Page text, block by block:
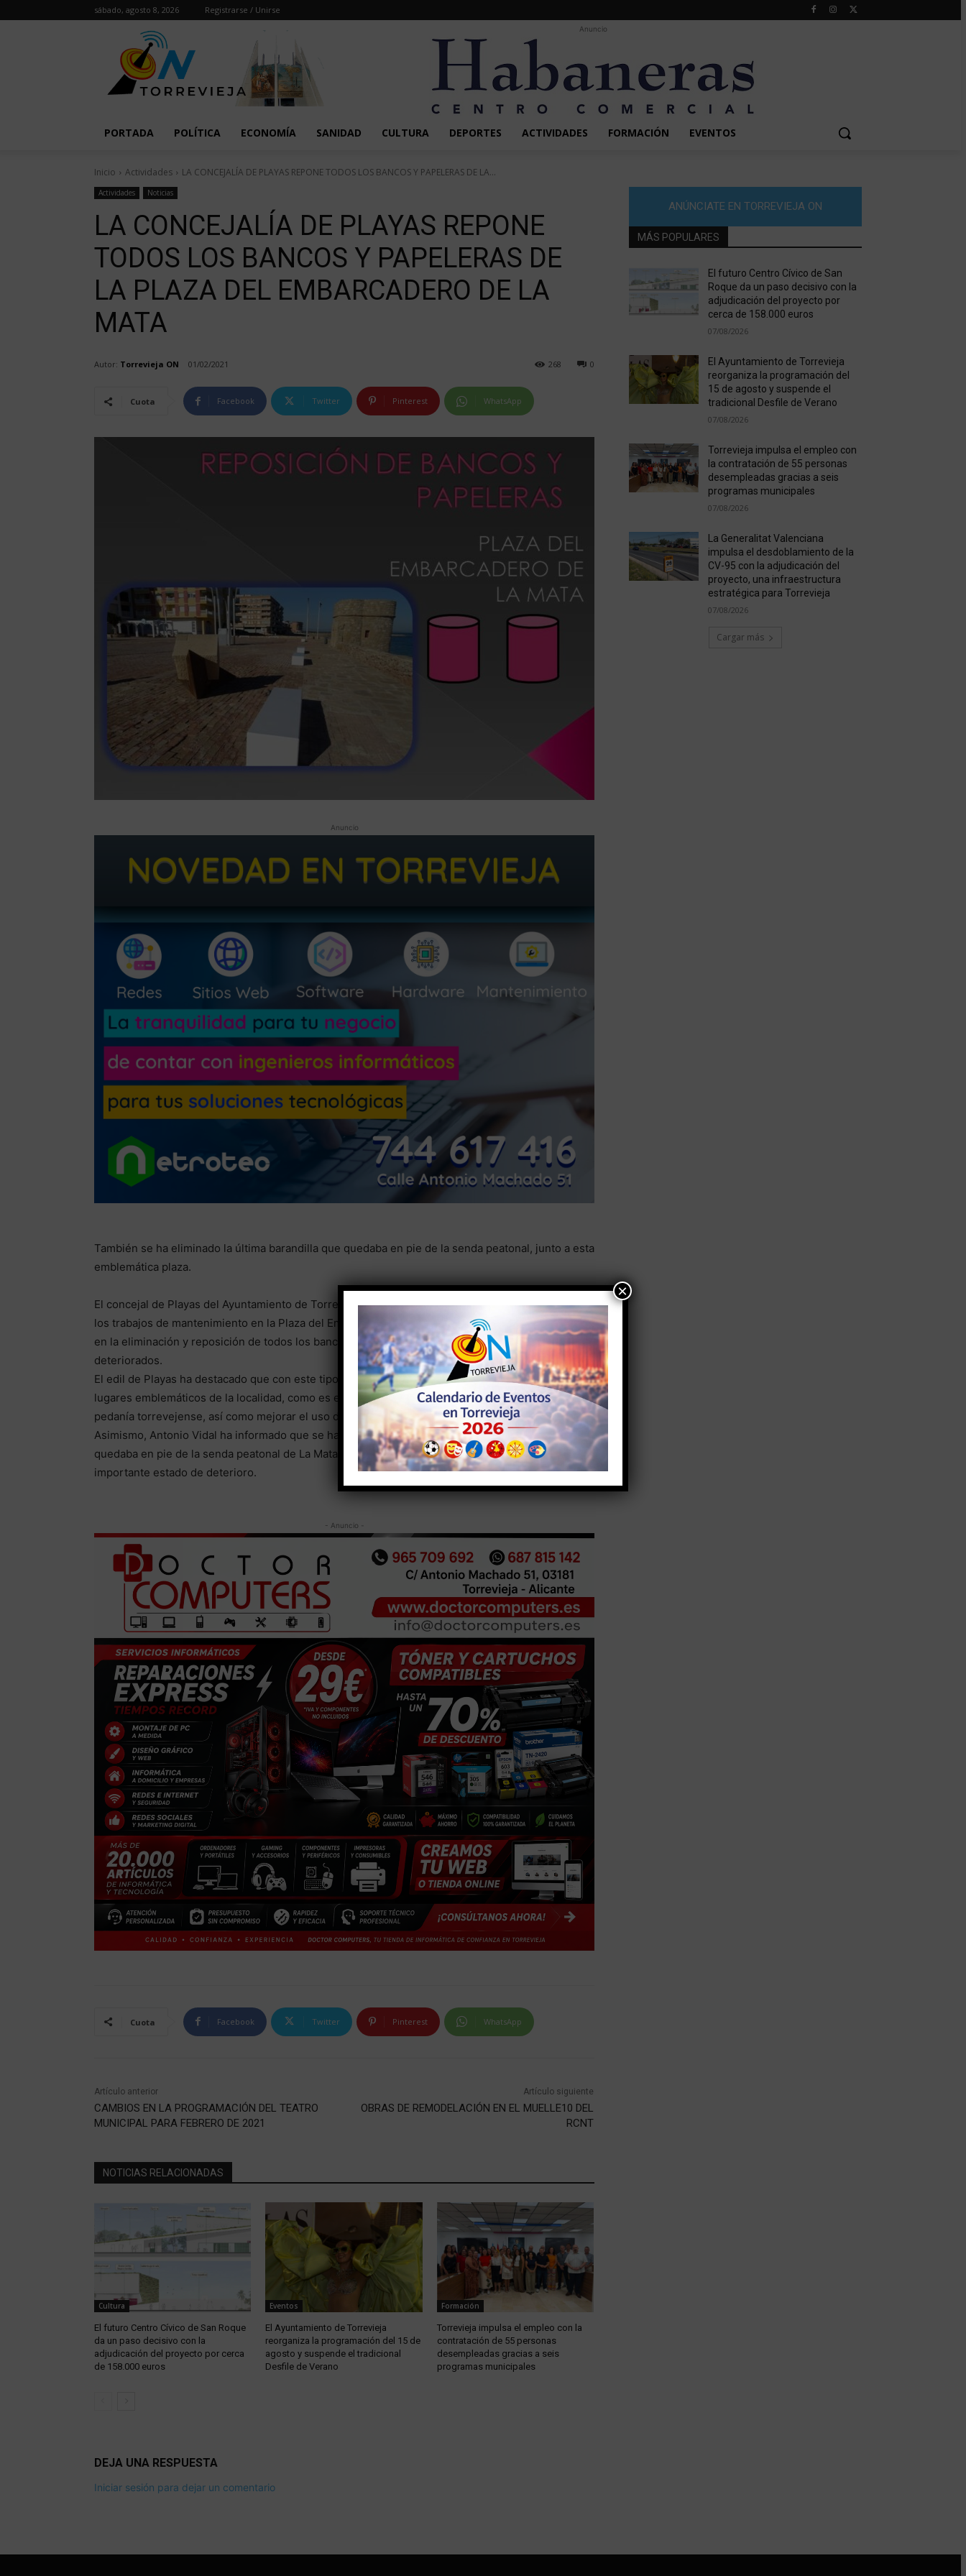
sábado, agosto 8, 2026 Registrarse / Unirse
Anuncio
PORTADA POLÍTICA ECONOMÍA SANIDAD CULTURA DEPORTES ACTIVIDADES FORMACIÓN EVENTOS
Inicio Actividades LA CONCEJALÍA DE PLAYAS REPONE TODOS LOS BANCOS Y PAPELERAS DE LA...
Actividades Noticias
LA CONCEJALÍA DE PLAYAS REPONE
TODOS LOS BANCOS Y PAPELERAS DE
LA PLAZA DEL EMBARCADERO DE LA
MATA
Autor: Torrevieja ON 01/02/2021 0
268
Cuota Facebook Twitter Pinterest WhatsApp
Anuncio
También se ha eliminado la última barandilla que quedaba en pie de la senda peatonal, junto a esta
emblemática plaza.
El concejal de Playas del Ayuntamiento de Torrevieja, Antonio Vidal, informa que ya han finalizado
los trabajos de mantenimiento en la Plaza del Embarcadero de La Mata, los cuales han consistido
en la eliminación y reposición de todos los bancos y papeleras que se encontraban bastante
deteriorados.
El edil de Playas ha destacado que con este tipo de actuaciones se está renovando la imagen de
lugares emblemáticos de la localidad, como es el caso de esa Plaza del Embarcadero de la
pedanía torrevejense, así como mejorar el uso de las mismas.
Asimismo, Antonio Vidal ha informado que se ha eliminado también la última barandilla que
quedaba en pie de la senda peatonal de La Mata, junto a esta plaza, dado que se encontraba en un
importante estado de deterioro.
- Anuncio -
Cuota Facebook Twitter Pinterest WhatsApp
Artículo anterior
CAMBIOS EN LA PROGRAMACIÓN DEL TEATRO
MUNICIPAL PARA FEBRERO DE 2021
Artículo siguiente
OBRAS DE REMODELACIÓN EN EL MUELLE10 DEL
RCNT
NOTICIAS RELACIONADAS
Cultura
El futuro Centro Cívico de San Roque
da un paso decisivo con la
adjudicación del proyecto por cerca
de 158.000 euros
Eventos
El Ayuntamiento de Torrevieja
reorganiza la programación del 15 de
agosto y suspende el tradicional
Desfile de Verano
Formación
Torrevieja impulsa el empleo con la
contratación de 55 personas
desempleadas gracias a seis
programas municipales
DEJA UNA RESPUESTA
Iniciar sesión para dejar un comentario
ANÚNCIATE EN TORREVIEJA ON
MÁS POPULARES
El futuro Centro Cívico de San
Roque da un paso decisivo con la
adjudicación del proyecto por
cerca de 158.000 euros
07/08/2026
El Ayuntamiento de Torrevieja
reorganiza la programación del
15 de agosto y suspende el
tradicional Desfile de Verano
07/08/2026
Torrevieja impulsa el empleo con
la contratación de 55 personas
desempleadas gracias a seis
programas municipales
07/08/2026
La Generalitat Valenciana
impulsa el desdoblamiento de la
CV-95 con la adjudicación del
proyecto, una infraestructura
estratégica para Torrevieja
07/08/2026
Cargar más
×